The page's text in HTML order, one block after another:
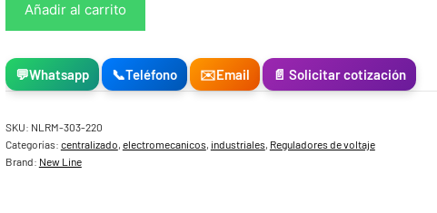
Trifásico
30
127/220V
New
Añadir al carrito
💬Whatsapp 📞Teléfono ✉️Email 📄 Solicitar cotización
SKU: NLRM-303-220
Categorías: centralizado, electromecanicos, industriales, Reguladores de voltaje
Brand: New Line